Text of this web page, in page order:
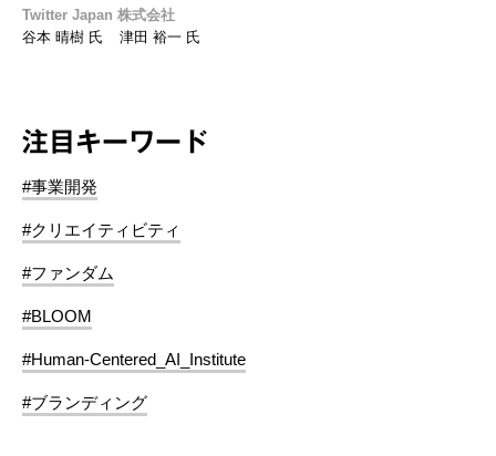
Twitter Japan 株式会社
谷本 晴樹 氏
津田 裕一 氏
注目キーワード
#事業開発
#クリエイティビティ
#ファンダム
#BLOOM
#Human-Centered_AI_Institute
#ブランディング